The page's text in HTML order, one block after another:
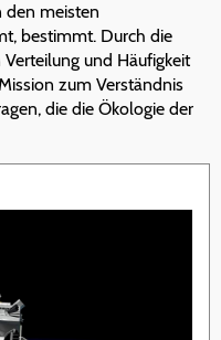
den meisten
bestimmt. Durch die
und Häufigkeit
zum Verständnis
die die Ökologie der